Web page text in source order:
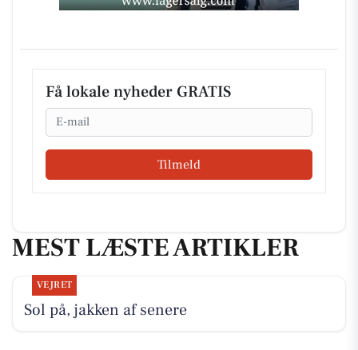
Få lokale nyheder GRATIS
Email
Tilmeld
MEST LÆSTE ARTIKLER
VEJRET
Sol på, jakken af senere